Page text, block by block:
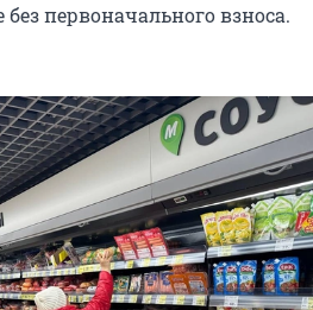
первоначального взноса.